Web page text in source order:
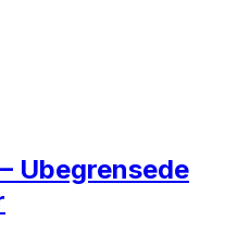
Ubegrensede